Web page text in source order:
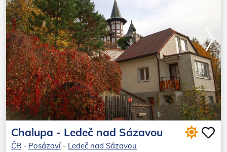
Chalupa - Ledeč nad Sázavou
ČR - Posázaví - Ledeč nad Sázavou